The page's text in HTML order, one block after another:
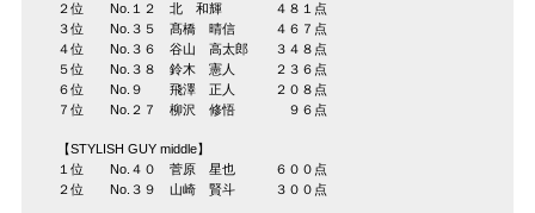
２位 No.１２ 北 和輝 ４８１点
３位 No.３５ 髙橋 晴信 ４６７点
４位 No.３６ 谷山 高太郎 ３４８点
５位 No.３８ 鈴木 憲人 ２３６点
６位 No.９ 飛澤 正人 ２０８点
７位 No.２７ 柳沢 修悟 ９６点
【STYLISH GUY middle】
１位 No.４０ 菅原 星也 ６００点
２位 No.３９ 山崎 賢斗 ３００点